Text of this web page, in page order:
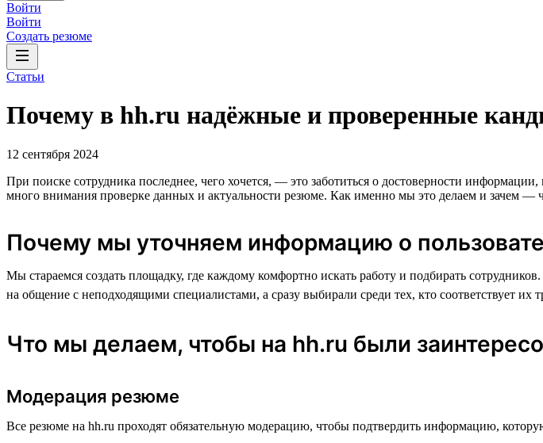
Войти
Войти
Создать резюме
Статьи
Почему в hh.ru надёжные и проверенные
12 сентября 2024
При поиске сотрудника последнее, чего хочется, — это заботиться о достоверности
много внимания проверке данных и актуальности резюме. Как именно мы это делаем и зачем —
Почему мы уточняем информацию о
Мы стараемся создать площадку, где каждому комфортно искать работу и подбирать
на общение с неподходящими специалистами, а сразу выбирали среди тех, кто соответствует их
Что мы делаем, чтобы на hh.ru были
Модерация резюме
Все резюме на hh.ru проходят обязательную модерацию, чтобы подтвердить информацию,